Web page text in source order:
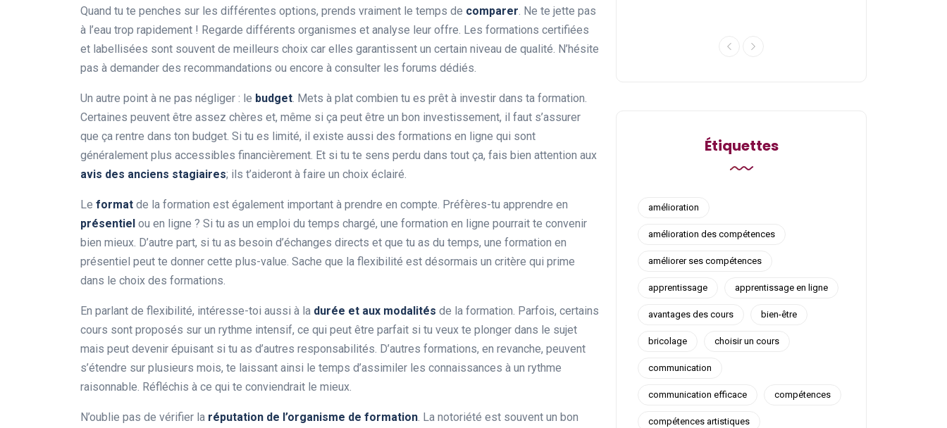
Quand tu te penches sur les différentes options, prends vraiment le temps de comparer . Ne te jette pas
à l’eau trop rapidement ! Regarde différents organismes et analyse leur offre. Les formations certifiées
et labellisées sont souvent de meilleurs choix car elles garantissent un certain niveau de qualité. N’hésite
pas à demander des recommandations ou encore à consulter les forums dédiés.
Un autre point à ne pas négliger : le budget . Mets à plat combien tu es prêt à investir dans ta formation.
Certaines peuvent être assez chères et, même si ça peut être un bon investissement, il faut s’assurer
que ça rentre dans ton budget. Si tu es limité, il existe aussi des formations en ligne qui sont
généralement plus accessibles financièrement. Et si tu te sens perdu dans tout ça, fais bien attention aux
avis des anciens stagiaires; ils t’aideront à faire un choix éclairé.
Le format de la formation est également important à prendre en compte. Préfères-tu apprendre en
présentiel ou en ligne ? Si tu as un emploi du temps chargé, une formation en ligne pourrait te convenir
bien mieux. D’autre part, si tu as besoin d’échanges directs et que tu as du temps, une formation en
présentiel peut te donner cette plus-value. Sache que la flexibilité est désormais un critère qui prime
dans le choix des formations.
En parlant de flexibilité, intéresse-toi aussi à la durée et aux modalités de la formation. Parfois, certains
cours sont proposés sur un rythme intensif, ce qui peut être parfait si tu veux te plonger dans le sujet
mais peut devenir épuisant si tu as d’autres responsabilités. D’autres formations, en revanche, peuvent
s’étendre sur plusieurs mois, te laissant ainsi le temps d’assimiler les connaissances à un rythme
raisonnable. Réfléchis à ce qui te conviendrait le mieux.
N’oublie pas de vérifier la réputation de l’organisme de formation . La notoriété est souvent un bon
Étiquettes
amélioration
amélioration des compétences
améliorer ses compétences
apprentissage apprentissage en ligne
avantages des cours bien-être
bricolage choisir un cours
communication
communication efficace compétences
compétences artistiques